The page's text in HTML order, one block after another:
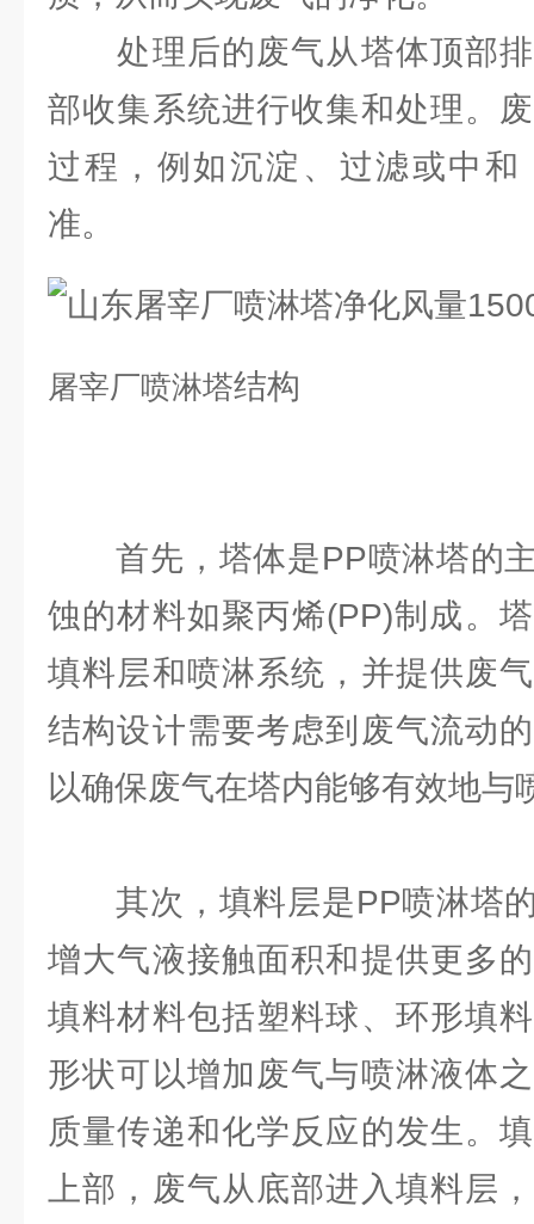
处理后的废气从塔体顶部排
部收集系统进行收集和处理。
过程，例如沉淀、过滤或中和
准。
屠宰厂喷淋塔结构
首先，塔体是PP喷淋塔的主
蚀的材料如聚丙烯(PP)制成。
填料层和喷淋系统，并提供废
结构设计需要考虑到废气流动
以确保废气在塔内能够有效地与
其次，填料层是PP喷淋塔的
增大气液接触面积和提供更多
填料材料包括塑料球、环形填
形状可以增加废气与喷淋液体
质量传递和化学反应的发生。
上部，废气从底部进入填料层